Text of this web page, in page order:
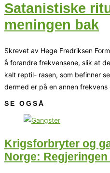
Satanistiske
meningen bak
Skrevet av Hege Fredriksen
å forandre frekvensene, slik at
kalt reptil- rasen, som befinner
dermed er på en annen
SE OGSÅ
Krigsforbryter og
Norge: